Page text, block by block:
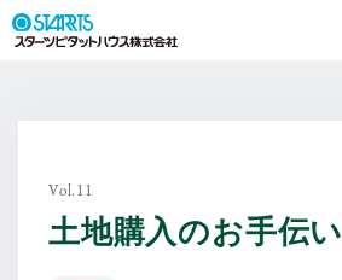
Vol.11
土地購入のお手伝い